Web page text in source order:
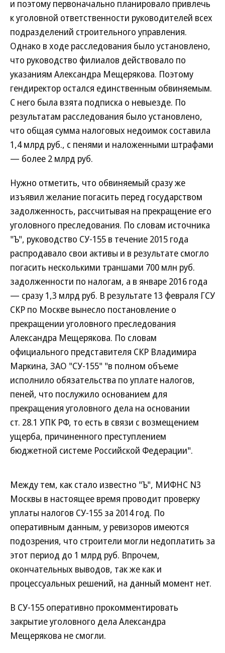
и поэтому первоначально планировало привлечь
к уголовной ответственности руководителей всех
подразделений строительного управления.
Однако в ходе расследования было установлено,
что руководство филиалов действовало по
указаниям Александра Мещерякова. Поэтому
гендиректор остался единственным обвиняемым.
С него была взята подписка о невыезде. По
результатам расследования было установлено,
что общая сумма налоговых недоимок составила
1,4 млрд руб., с пенями и наложенными штрафами
— более 2 млрд руб.
Нужно отметить, что обвиняемый сразу же
изъявил желание погасить перед государством
задолженность, рассчитывая на прекращение его
уголовного преследования. По словам источника
"Ъ", руководство СУ-155 в течение 2015 года
распродавало свои активы и в результате смогло
погасить несколькими траншами 700 млн руб.
задолженности по налогам, а в январе 2016 года
— сразу 1,3 млрд руб. В результате 13 февраля ГСУ
СКР по Москве вынесло постановление о
прекращении уголовного преследования
Александра Мещерякова. По словам
официального представителя СКР Владимира
Маркина, ЗАО "СУ-155" "в полном объеме
исполнило обязательства по уплате налогов,
пеней, что послужило основанием для
прекращения уголовного дела на основании
ст. 28.1 УПК РФ, то есть в связи с возмещением
ущерба, причиненного преступлением
бюджетной системе Российской Федерации".
Между тем, как стало известно "Ъ", МИФНС N3
Москвы в настоящее время проводит проверку
уплаты налогов СУ-155 за 2014 год. По
оперативным данным, у ревизоров имеются
подозрения, что строители могли недоплатить за
этот период до 1 млрд руб. Впрочем,
окончательных выводов, так же как и
процессуальных решений, на данный момент нет.
В СУ-155 оперативно прокомментировать
закрытие уголовного дела Александра
Мещерякова не смогли.